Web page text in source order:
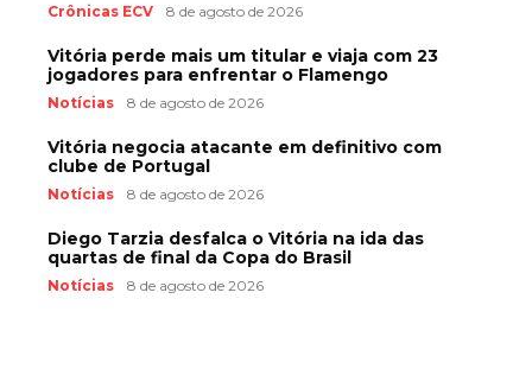
Crônicas ECV 8 de agosto de 2026
Vitória perde mais um titular e viaja com 23
jogadores para enfrentar o Flamengo
Notícias 8 de agosto de 2026
Vitória negocia atacante em definitivo com
clube de Portugal
Notícias 8 de agosto de 2026
Diego Tarzia desfalca o Vitória na ida das
quartas de final da Copa do Brasil
Notícias 8 de agosto de 2026